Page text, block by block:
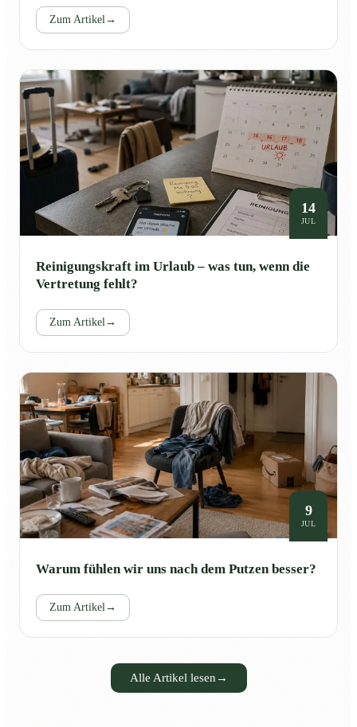
Zum Artikel →
14
JUL
Reinigungskraft im Urlaub – was tun, wenn die
Vertretung fehlt?
Zum Artikel →
9
JUL
Warum fühlen wir uns nach dem Putzen besser?
Zum Artikel →
Alle Artikel lesen →